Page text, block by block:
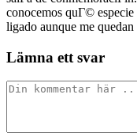
conocemos quГ© especie
ligado aunque me
Lämna ett svar
Kommentar